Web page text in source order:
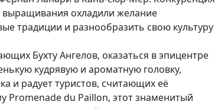
выращивания охладили желание
традиции и разнообразить свою культуру
Бухту Ангелов, оказаться в эпицентре
кудрявую и ароматную головку,
и радует туристов, считающих её
Promenade du Paillon, этот знаменитый